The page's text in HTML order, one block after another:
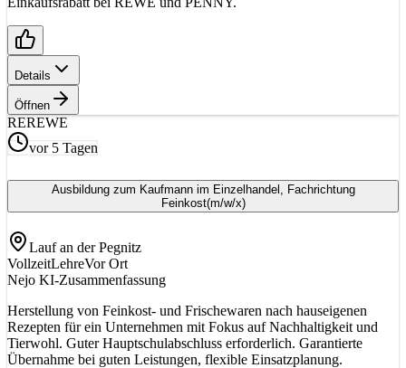
Details
Öffnen
REREWE
vor 5 Tagen
Ausbildung zum Kaufmann im Einzelhandel, Fachrichtung
Feinkost(m/w/x)
Lauf an der Pegnitz
VollzeitLehreVor Ort
Nejo KI-Zusammenfassung
Herstellung von Feinkost- und Frischewaren nach hauseigenen
Rezepten für ein Unternehmen mit Fokus auf Nachhaltigkeit und
Tierwohl. Guter Hauptschulabschluss erforderlich. Garantierte
Übernahme bei guten Leistungen, flexible Einsatzplanung.